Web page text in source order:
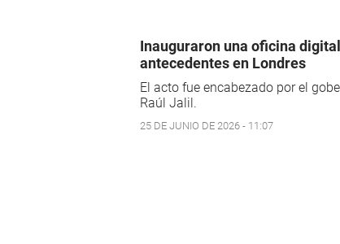
Inauguraron una oficina
antecedentes en Londres
El acto fue encabezado por el
Raúl Jalil.
25 DE JUNIO DE 2026 - 11:07